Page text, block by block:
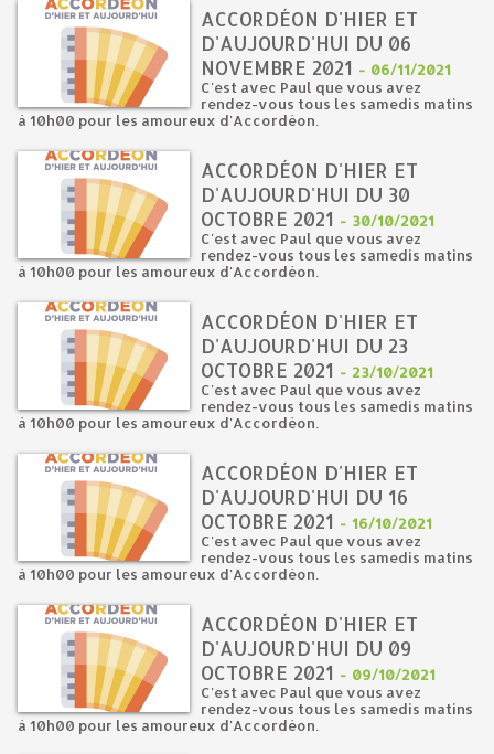
ACCORDÉON D'HIER ET
D'AUJOURD'HUI DU 06
NOVEMBRE 2021 - 06/11/2021
C'est avec Paul que vous avez
rendez-vous tous les samedis matins
à 10h00 pour les amoureux d'Accordéon.
ACCORDÉON D'HIER ET
D'AUJOURD'HUI DU 30
OCTOBRE 2021 - 30/10/2021
C'est avec Paul que vous avez
rendez-vous tous les samedis matins
à 10h00 pour les amoureux d'Accordéon.
ACCORDÉON D'HIER ET
D'AUJOURD'HUI DU 23
OCTOBRE 2021 - 23/10/2021
C'est avec Paul que vous avez
rendez-vous tous les samedis matins
à 10h00 pour les amoureux d'Accordéon.
ACCORDÉON D'HIER ET
D'AUJOURD'HUI DU 16
OCTOBRE 2021 - 16/10/2021
C'est avec Paul que vous avez
rendez-vous tous les samedis matins
à 10h00 pour les amoureux d'Accordéon.
ACCORDÉON D'HIER ET
D'AUJOURD'HUI DU 09
OCTOBRE 2021 - 09/10/2021
C'est avec Paul que vous avez
rendez-vous tous les samedis matins
à 10h00 pour les amoureux d'Accordéon.